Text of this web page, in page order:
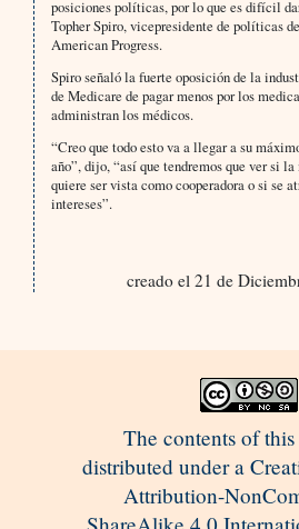
posiciones políticas, por lo que es difícil
Topher Spiro, vicepresidente de políticas
American Progress.
Spiro señaló la fuerte oposición de la
de Medicare de pagar menos por los
administran los médicos.
“Creo que todo esto va a llegar a su
año”, dijo, “así que tendremos que ver si
quiere ser vista como cooperadora o si se
intereses”.
creado el 21 de
The contents of this
distributed under a
Attribution-